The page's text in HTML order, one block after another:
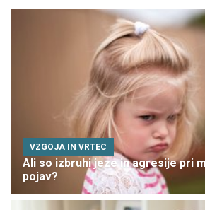
VZGOJA IN VRTEC
Ali so izbruhi jeze in agresije pri
pojav?